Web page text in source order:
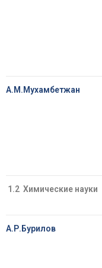
А.М.Мухамбетжан
1.2 Химические науки
А.Р.Бурилов